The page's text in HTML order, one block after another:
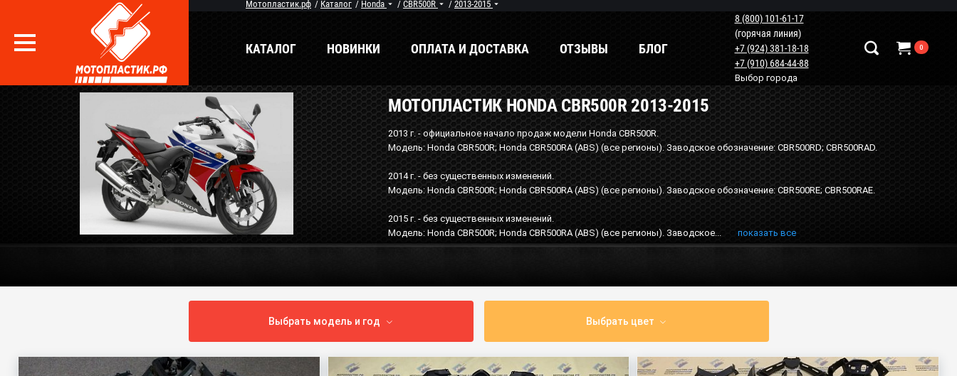
Вопрос / Ответ Бренды
О Магазине
Мы в соцсетях
Наши контакты
+7 (924) 381-18-18
+7 (910) 684-44-88
info@мотопластик.рф
КАТАЛОГ НОВИНКИ ОПЛАТА И ДОСТАВКА ОТЗЫВЫ БЛОГ
8 (800) 101-61-17
(горячая линия)
+7 (924) 381-18-18
+7 (910) 684-44-88
Выбор города
0
Мотопластик.рф / Каталог / Honda / CBR500R / 2013-2015
МОТОПЛАСТИК HONDA CBR500R 2013-2015
2013 г. - официальное начало продаж модели Honda CBR500R.
Модель: Honda CBR500R; Honda CBR500RA (ABS) (все регионы). Заводское обозначение: CBR500RD; CBR500RAD.
2014 г. - без существенных изменений.
Модель: Honda CBR500R; Honda CBR500RA (ABS) (все регионы). Заводское обозначение: CBR500RE; CBR500RAE.
2015 г. - без существенных изменений.
Модель: Honda CBR500R; Honda CBR500RA (ABS) (все регионы). Заводское...
показать все
Выбрать модель и год Выбрать цвет